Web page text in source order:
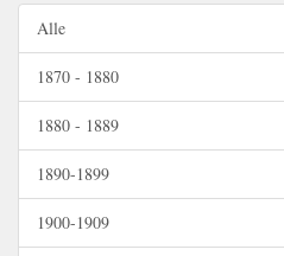
Alle
1870 - 1880
1880 - 1889
1890-1899
1900-1909